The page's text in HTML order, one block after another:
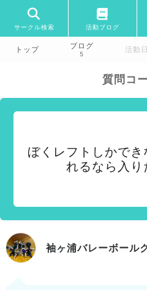
サークル検索 活動ブログ
トップ ブログ
5 活動日
質問コ
ぼくレフトしかで
れるなら入り
袖ヶ浦バレーボール